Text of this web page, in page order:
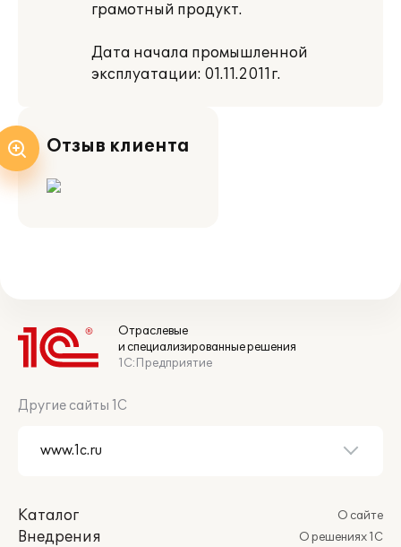
грамотный продукт.
Дата начала промышленной
эксплуатации: 01.11.2011г.
Отзыв клиента
Отраслевые
и специализированные решения
1С:Предприятие
Другие сайты 1С
Каталог
Внедрения
О сайте
О решениях 1С